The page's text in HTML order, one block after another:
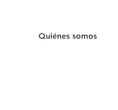
Quiénes somos